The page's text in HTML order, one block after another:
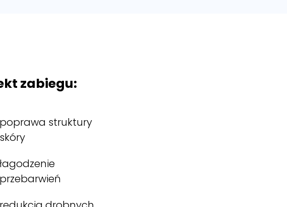
zabiegu:
poprawa struktury
skóry
łagodzenie
przebarwień